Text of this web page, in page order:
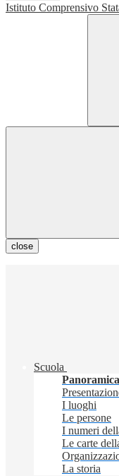
Istituto Comprensivo
close
Scuola
Panoramica
I luoghi
Le persone
I numeri
Le carte
La storia